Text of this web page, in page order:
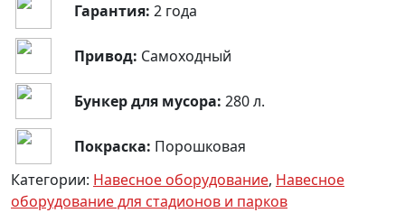
Гарантия: 2 года
Привод: Самоходный
Бункер для мусора: 280 л.
Покраска: Порошковая
Категории: Навесное оборудование, Навесное
оборудование для стадионов и парков